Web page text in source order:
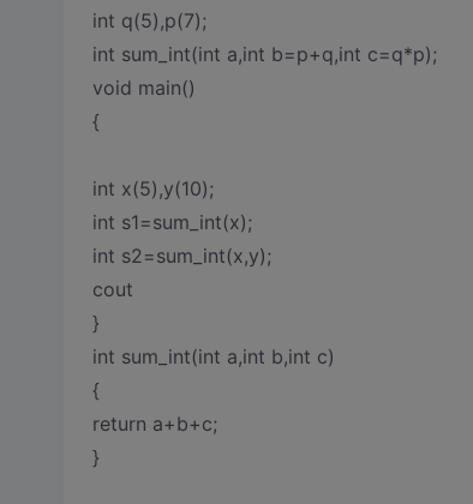
int q(5),p(7);
int sum_int(int a,int b=p+q,int c=q*p);
void main()
{
int x(5),y(10);
int s1=sum_int(x);
int s2=sum_int(x,y);
cout
}
int sum_int(int a,int b,int c)
{
return a+b+c;
}